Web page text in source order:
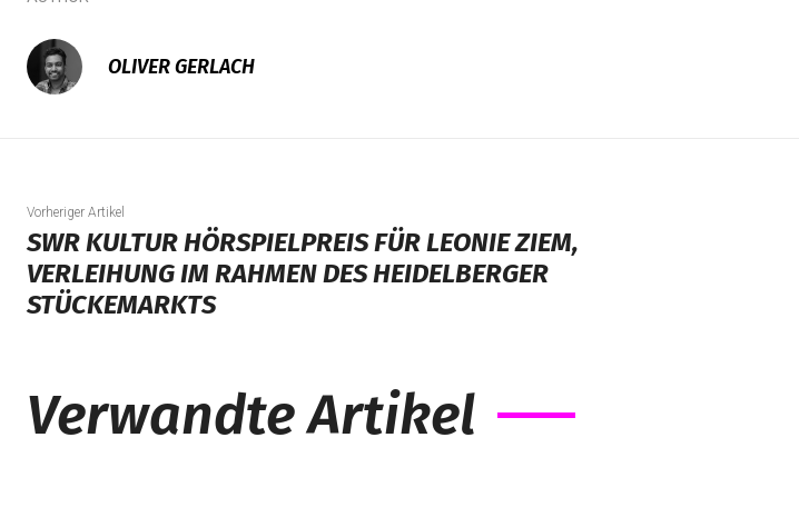
OLIVER GERLACH
Vorheriger Artikel
SWR KULTUR HÖRSPIELPREIS FÜR LEONIE ZIEM,
VERLEIHUNG IM RAHMEN DES HEIDELBERGER
STÜCKEMARKTS
Verwandte Artikel